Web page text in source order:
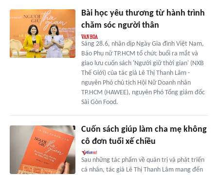
Bài học yêu thương từ hành trình
chăm sóc người thân
Sáng 28.6, nhân dịp Ngày Gia đình Việt Nam,
Báo Phụ nữ TP.HCM tổ chức buổi ra mắt và
giao lưu cuốn sách 'Người giữ thời gian' (NXB
Thế Giới) của tác giả Lê Thị Thanh Lâm -
nguyên Phó chủ tịch Hội Nữ Doanh nhân
TP.HCM (HAWEE), nguyên Phó Tổng giám đốc
Sài Gòn Food.
Cuốn sách giúp làm cha mẹ không
cô đơn tuổi xế chiều
Sau những tác phẩm về quản trị và phát triển
cá nhân, tác giả Lê Thị Thanh Lâm mang đến